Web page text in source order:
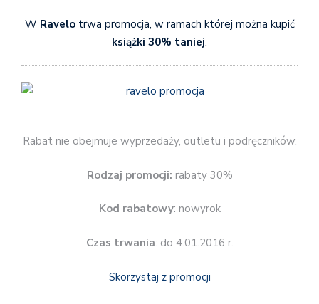
W Ravelotrwa promocja, w ramach której można kupić
książki 30% taniej.
Rabat nie obejmuje wyprzedaży, outletu i podręczników.
Rodzaj promocji: rabaty 30%
Kod rabatowy: nowyrok
Czas trwania: do 4.01.2016 r.
Skorzystaj z promocji